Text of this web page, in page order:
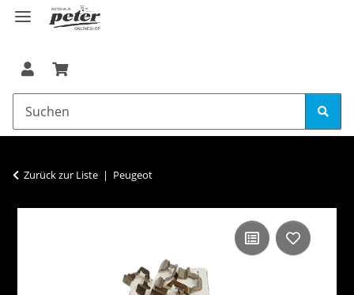
Zurück zur Liste Peugeot